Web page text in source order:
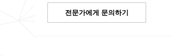
전문가에게 문의하기